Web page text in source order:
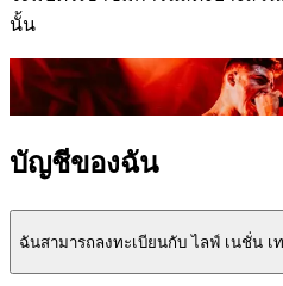
นั้น
บัญชีของฉัน
ฉันสามารถลงทะเบียนกับ ไลฟ์ เนชั่น เ